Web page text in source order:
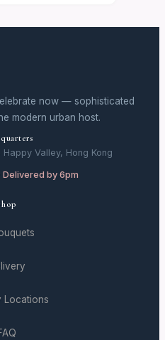
now — sophisticated
modern urban host.
Valley, Hong Kong
Delivered by 6pm
Locations